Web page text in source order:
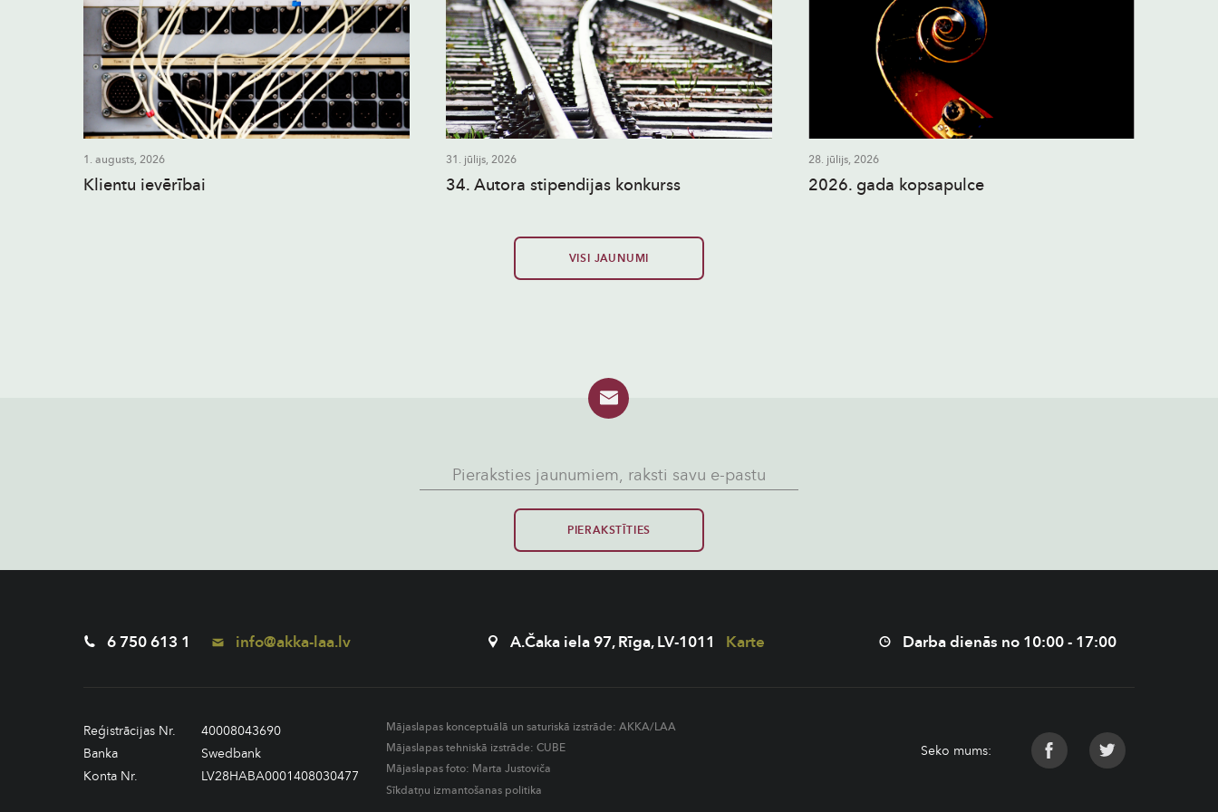
1. augusts, 2026
Klientu ievērībai
31. jūlijs, 2026
34. Autora stipendijas konkurss
28. jūlijs, 2026
2026. gada kopsapulce
VISI JAUNUMI
PIERAKSTĪTIES
6 750 613 1 info@akka-laa.lv A.Čaka iela 97, Rīga, LV-1011 Karte Darba dienās no 10:00 - 17:00
Reģistrācijas Nr.
40008043690
Banka
Swedbank
Konta Nr.
LV28HABA0001408030477
Seko mums:
Mājaslapas konceptuālā un saturiskā izstrāde: AKKA/LAA
Mājaslapas tehniskā izstrāde: CUBE
Mājaslapas foto: Marta Justoviča
Sīkdatņu izmantošanas politika